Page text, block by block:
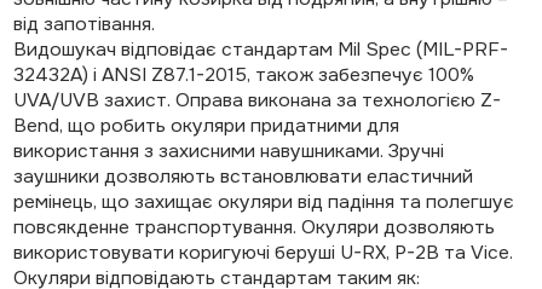
від запотівання.
Видошукач відповідає стандартам Mil Spec (MIL-PRF-
32432A) і ANSI Z87.1-2015, також забезпечує 100%
UVA/UVB захист. Оправа виконана за технологією Z-
Bend, що робить окуляри придатними для
використання з захисними навушниками. Зручні
заушники дозволяють встановлювати еластичний
ремінець, що захищає окуляри від падіння та полегшує
повсякденне транспортування. Окуляри дозволяють
використовувати коригуючі беруші U-RX, P-2B та Vice.
Окуляри відповідають стандартам таким як: